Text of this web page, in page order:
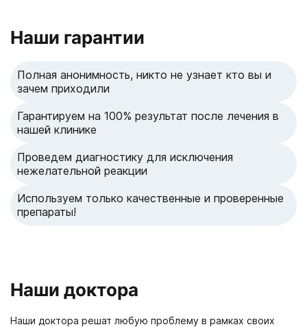
Наши гарантии
Полная анонимность, никто не узнает кто вы и
зачем приходили
Гарантируем на 100% результат после лечения в
нашей клинике
Проведем диагностику для исключения
нежелательной реакции
Используем только качественные и проверенные
препараты!
Наши доктора
Наши доктора решат любую проблему в рамках своих